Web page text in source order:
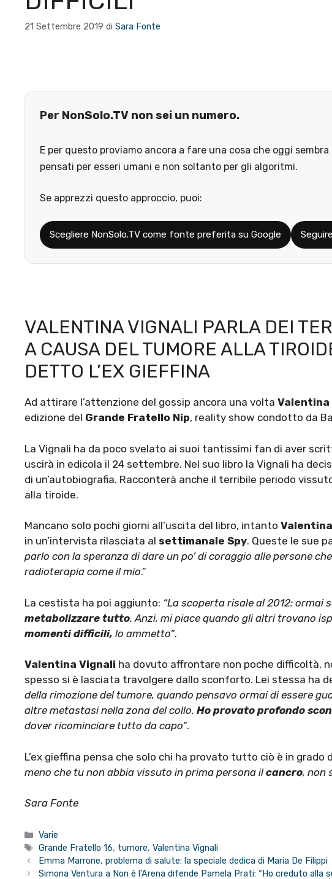
21 Settembre 2019 di Sara Fonte
Per NonSolo.TV non sei un numero.
E per questo proviamo ancora a fare una cosa che oggi
pensati per esseri umani e non soltanto per gli algoritmi.
Se apprezzi questo approccio, puoi:
Scegliere NonSolo.TV come fonte preferita su Google
VALENTINA VIGNALI PARLA DEI
A CAUSA DEL TUMORE ALLA
DETTO L’EX GIEFFINA
Ad attirare l’attenzione del gossip ancora una volta Valentina
edizione del Grande Fratello Nip, reality show condotto da
La Vignali ha da poco svelato ai suoi tantissimi fan di aver
uscirà in edicola il 24 settembre. Nel suo libro la Vignali ha
di un’autobiografia. Racconterà anche il terribile periodo
alla tiroide.
Mancano solo pochi giorni all’uscita del libro, intanto
in un’intervista rilasciata al settimanale Spy. Queste le sue
parlo con la speranza di dare un po’ di coraggio alle persone
radioterapia come il mio.”
La cestista ha poi aggiunto: “La scoperta risale al 2012: ormai
metabolizzare tutto. Anzi, mi piace quando gli altri trovano
momenti difficili, lo ammetto”.
Valentina Vignali ha dovuto affrontare non poche difficoltà,
spesso si è lasciata travolgere dallo sconforto. Lei stessa ha
della rimozione del tumore, quando pensavo ormai di essere
altre metastasi nella zona del collo. Ho provato profondo
dover ricominciare tutto da capo”.
L’ex gieffina pensa che solo chi ha provato tutto ciò è in
meno che tu non abbia vissuto in prima persona ilcancro, non
Sara Fonte
Categorie
Varie
Tag
Grande Fratello 16, tumore,Valentina Vignali
Emma Marrone, problema di salute: la speciale dedica di Maria De Filippi
Simona Ventura a Non è l’Arena difende Pamela Prati: “Ho creduto alla